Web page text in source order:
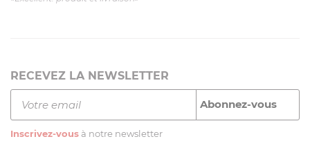
RECEVEZ LA NEWSLETTER
Inscrivez-vous à notre newsletter